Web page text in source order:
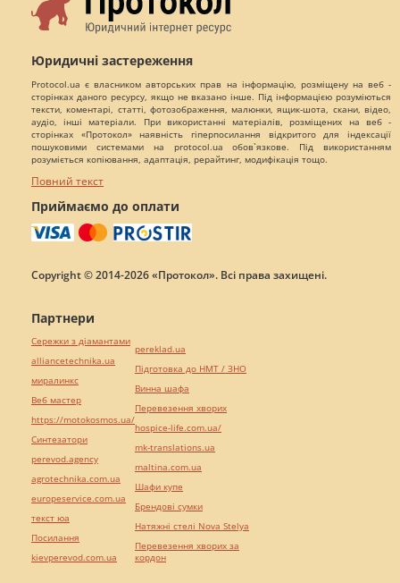
Юридичні застереження
Protocol.ua є власником авторських прав на інформацію, розміщену на веб -
сторінках даного ресурсу, якщо не вказано інше. Під інформацією розуміються
тексти, коментарі, статті, фотозображення, малюнки, ящик-шота, скани, відео,
аудіо, інші матеріали. При використанні матеріалів, розміщених на веб -
сторінках «Протокол» наявність гіперпосилання відкритого для індексації
пошуковими системами на protocol.ua обов`язкове. Під використанням
розуміється копіювання, адаптація, рерайтинг, модифікація тощо.
Повний текст
Приймаємо до оплати
Copyright © 2014-2026 «Протокол». Всі права захищені.
Партнери
Сережки з діамантами
alliancetechnika.ua
миралинкс
Веб мастер
https://motokosmos.ua/
Синтезатори
perevod.agency
agrotechnika.com.ua
europeservice.com.ua
текст юа
Посилання
kievperevod.com.ua
pereklad.ua
Підготовка до НМТ / ЗНО
Винна шафа
Перевезення хворих
hospice-life.com.ua/
mk-translations.ua
maltina.com.ua
Шафи купе
Брендові сумки
Натяжні стелі Nova Stelya
Перевезення хворих за
кордон